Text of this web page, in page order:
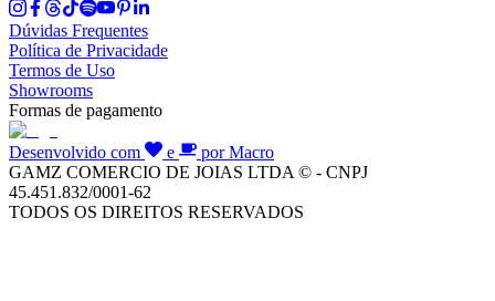
Dúvidas Frequentes
Política de Privacidade
Termos de Uso
Showrooms
Formas de pagamento
Desenvolvido com e
por Macro
GAMZ COMERCIO DE JOIAS LTDA © - CNPJ
45.451.832/0001-62
TODOS OS DIREITOS RESERVADOS